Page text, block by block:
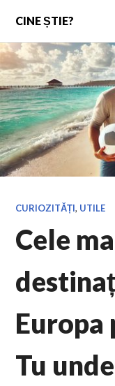
content
CINE ȘTIE?
CURIOZITĂȚI, UTILE
Cele
Tu